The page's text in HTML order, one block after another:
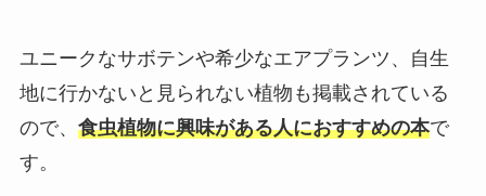
ユニークなサボテンや希少なエアプランツ、自生
地に行かないと見られない植物も掲載されている
ので、 食虫植物に興味がある人におすすめの本で
す。